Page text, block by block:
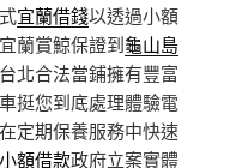
宜蘭借錢以透過小額
蘭賞鯨保證到龜山島
北合法當鋪擁有豐富
挺您到底處理體驗電
定期保養服務中快速
額借款政府立案實體